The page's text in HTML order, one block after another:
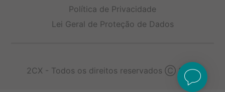
Política de Privacidade
Lei Geral de Proteção de Dados
2CX - Todos os direitos reservados Ⓒ 2026